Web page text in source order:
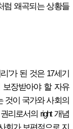
럼 왜곡되는 상황들
’가 된 것은 17세기
보장받아야 할 자유
것이 국가와 사회의
리로서의 right 개념
회가 보편적으로 지